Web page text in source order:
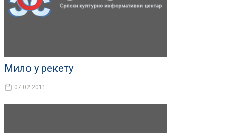
Мило у рекету
07.02.2011